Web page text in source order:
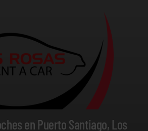
en Puerto Santiago, Los